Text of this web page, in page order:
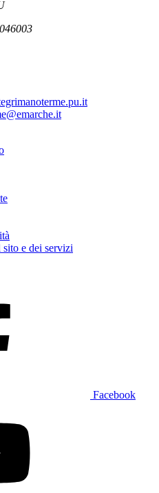
e dei servizi
Facebook